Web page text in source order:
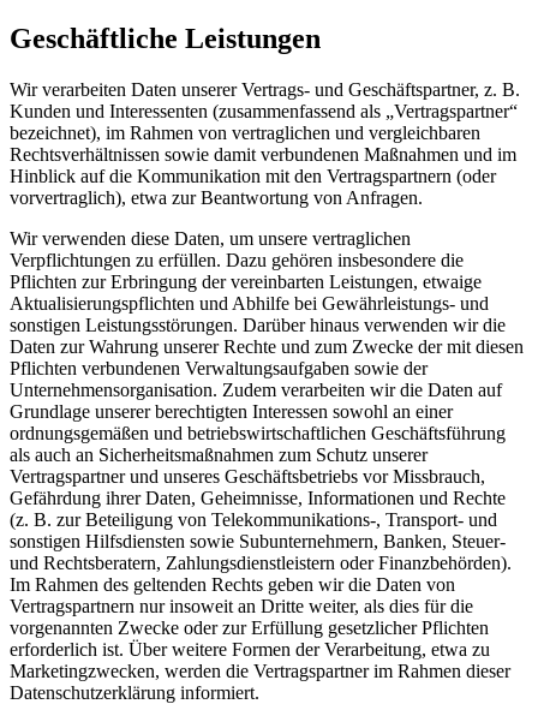
Geschäftliche Leistungen
Wir verarbeiten Daten unserer Vertrags- und Geschäftspartner, z. B.
Kunden und Interessenten (zusammenfassend als „Vertragspartner“
bezeichnet), im Rahmen von vertraglichen und vergleichbaren
Rechtsverhältnissen sowie damit verbundenen Maßnahmen und im
Hinblick auf die Kommunikation mit den Vertragspartnern (oder
vorvertraglich), etwa zur Beantwortung von Anfragen.
Wir verwenden diese Daten, um unsere vertraglichen
Verpflichtungen zu erfüllen. Dazu gehören insbesondere die
Pflichten zur Erbringung der vereinbarten Leistungen, etwaige
Aktualisierungspflichten und Abhilfe bei Gewährleistungs- und
sonstigen Leistungsstörungen. Darüber hinaus verwenden wir die
Daten zur Wahrung unserer Rechte und zum Zwecke der mit diesen
Pflichten verbundenen Verwaltungsaufgaben sowie der
Unternehmensorganisation. Zudem verarbeiten wir die Daten auf
Grundlage unserer berechtigten Interessen sowohl an einer
ordnungsgemäßen und betriebswirtschaftlichen Geschäftsführung
als auch an Sicherheitsmaßnahmen zum Schutz unserer
Vertragspartner und unseres Geschäftsbetriebs vor Missbrauch,
Gefährdung ihrer Daten, Geheimnisse, Informationen und Rechte
(z. B. zur Beteiligung von Telekommunikations-, Transport- und
sonstigen Hilfsdiensten sowie Subunternehmern, Banken, Steuer-
und Rechtsberatern, Zahlungsdienstleistern oder Finanzbehörden).
Im Rahmen des geltenden Rechts geben wir die Daten von
Vertragspartnern nur insoweit an Dritte weiter, als dies für die
vorgenannten Zwecke oder zur Erfüllung gesetzlicher Pflichten
erforderlich ist. Über weitere Formen der Verarbeitung, etwa zu
Marketingzwecken, werden die Vertragspartner im Rahmen dieser
Datenschutzerklärung informiert.